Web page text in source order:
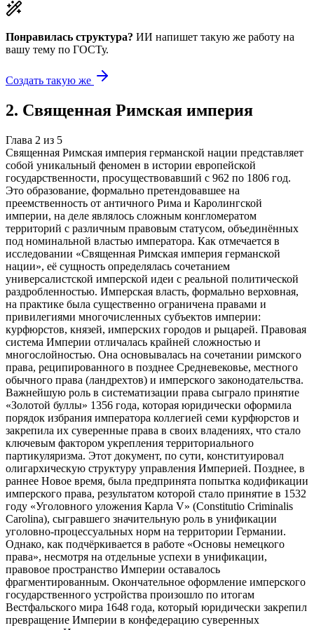
Понравилась структура? ИИ напишет такую же работу на
вашу тему по ГОСТу.
Создать такую же
2. Священная Римская империя
Глава 2 из 5
Священная Римская империя германской нации представляет
собой уникальный феномен в истории европейской
государственности, просуществовавший с 962 по 1806 год.
Это образование, формально претендовавшее на
преемственность от античного Рима и Каролингской
империи, на деле являлось сложным конгломератом
территорий с различным правовым статусом, объединённых
под номинальной властью императора. Как отмечается в
исследовании «Священная Римская империя германской
нации», её сущность определялась сочетанием
универсалистской имперской идеи с реальной политической
раздробленностью. Имперская власть, формально верховная,
на практике была существенно ограничена правами и
привилегиями многочисленных субъектов империи:
курфюрстов, князей, имперских городов и рыцарей. Правовая
система Империи отличалась крайней сложностью и
многослойностью. Она основывалась на сочетании римского
права, реципированного в позднее Средневековье, местного
обычного права (ландрехтов) и имперского законодательства.
Важнейшую роль в систематизации права сыграло принятие
«Золотой буллы» 1356 года, которая юридически оформила
порядок избрания императора коллегией семи курфюрстов и
закрепила их суверенные права в своих владениях, что стало
ключевым фактором укрепления территориального
партикуляризма. Этот документ, по сути, конституировал
олигархическую структуру управления Империей. Позднее, в
раннее Новое время, была предпринята попытка кодификации
имперского права, результатом которой стало принятие в 1532
году «Уголовного уложения Карла V» (Constitutio Criminalis
Carolina), сыгравшего значительную роль в унификации
уголовно-процессуальных норм на территории Германии.
Однако, как подчёркивается в работе «Основы немецкого
права», несмотря на отдельные успехи в унификации,
правовое пространство Империи оставалось
фрагментированным. Окончательное оформление имперского
государственного устройства произошло по итогам
Вестфальского мира 1648 года, который юридически закрепил
превращение Империи в конфедерацию суверенных